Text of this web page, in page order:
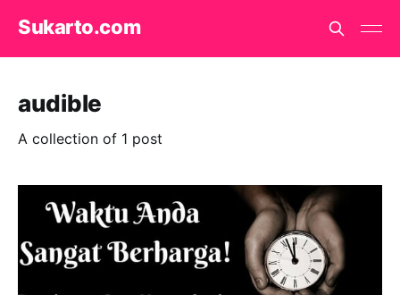
Sukarto.com
audible
A collection of 1 post